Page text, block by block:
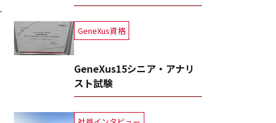
GeneXus資格
GeneXus15シニア・アナリ
スト試験